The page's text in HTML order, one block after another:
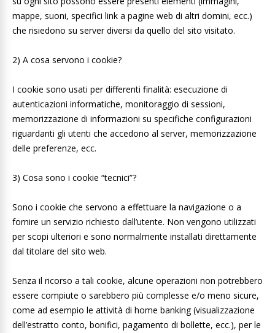
mappe, suoni, specifici link a pagine web di altri domini, ecc.)
che risiedono su server diversi da quello del sito visitato.
2) A cosa servono i cookie?
I cookie sono usati per differenti finalità: esecuzione di
autenticazioni informatiche, monitoraggio di sessioni,
memorizzazione di informazioni su specifiche configurazioni
riguardanti gli utenti che accedono al server, memorizzazione
delle preferenze, ecc.
3) Cosa sono i cookie “tecnici”?
Sono i cookie che servono a effettuare la navigazione o a
fornire un servizio richiesto dall’utente. Non vengono utilizzati
per scopi ulteriori e sono normalmente installati direttamente
dal titolare del sito web.
Senza il ricorso a tali cookie, alcune operazioni non potrebbero
essere compiute o sarebbero più complesse e/o meno sicure,
come ad esempio le attività di home banking (visualizzazione
dell’estratto conto, bonifici, pagamento di bollette, ecc.), per le